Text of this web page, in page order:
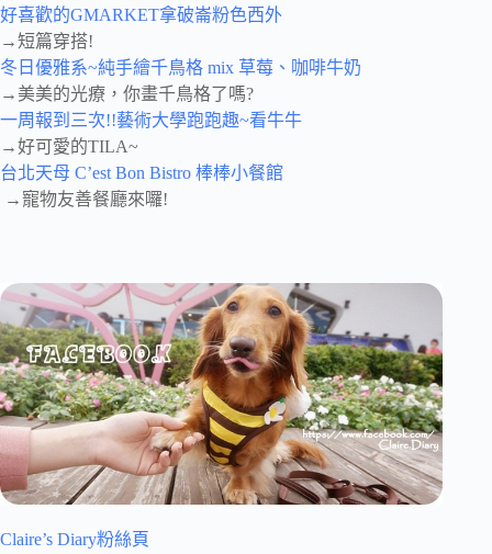
好喜歡的GMARKET拿破崙粉色西外
→短篇穿搭!
冬日優雅系~純手繪千鳥格 mix 草莓、咖啡牛奶
→美美的光療，你畫千鳥格了嗎?
一周報到三次!!藝術大學跑跑趣~看牛牛
→好可愛的TILA~
台北天母 C’est Bon Bistro 棒棒小餐館
→寵物友善餐廳來囉!
Claire’s Diary粉絲頁